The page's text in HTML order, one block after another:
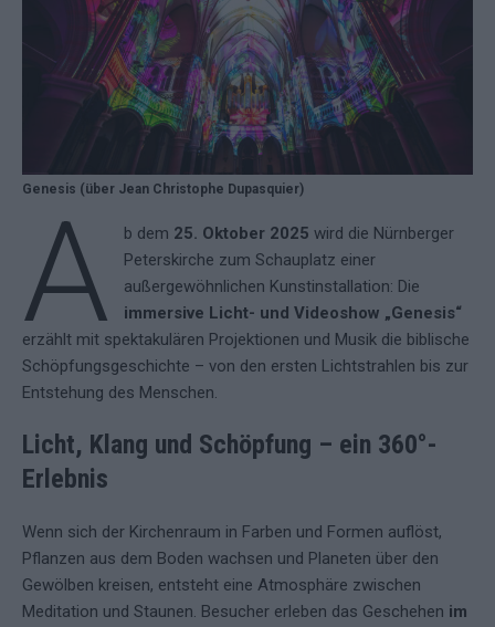
Genesis (über Jean Christophe Dupasquier)
A b dem 25. Oktober 2025 wird die Nürnberger
Peterskirche zum Schauplatz einer
außergewöhnlichen Kunstinstallation: Die
immersive Licht- und Videoshow „Genesis“
erzählt mit spektakulären Projektionen und Musik die biblische
Schöpfungsgeschichte – von den ersten Lichtstrahlen bis zur
Entstehung des Menschen.
Licht, Klang und Schöpfung – ein 360°-
Erlebnis
Wenn sich der Kirchenraum in Farben und Formen auflöst,
Pflanzen aus dem Boden wachsen und Planeten über den
Gewölben kreisen, entsteht eine Atmosphäre zwischen
Meditation und Staunen. Besucher erleben das Geschehen im